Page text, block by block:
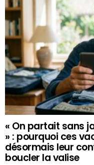
« On partait sans
» : pourquoi ces
désormais leur
boucler la valise